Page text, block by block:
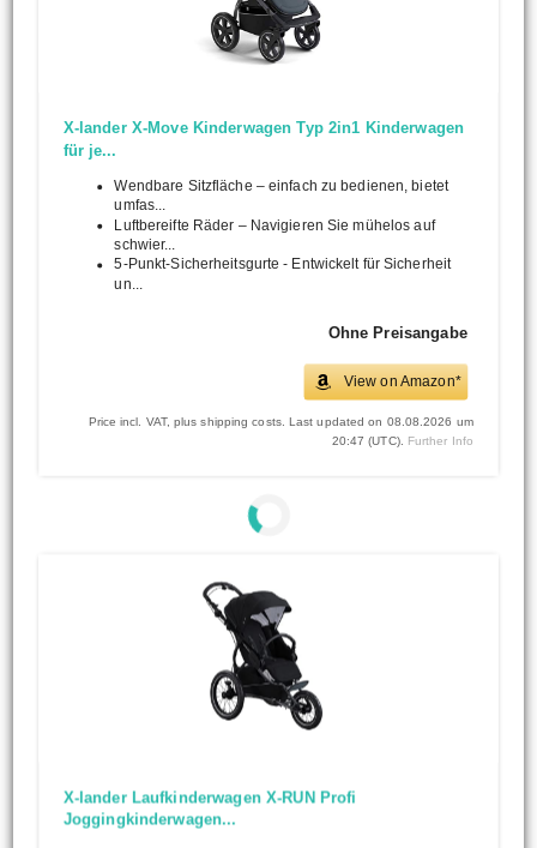
X-lander X-Move Kinderwagen Typ 2in1 Kinderwagen
für je...
Wendbare Sitzfläche – einfach zu bedienen, bietet
umfas...
Luftbereifte Räder – Navigieren Sie mühelos auf
schwier...
5-Punkt-Sicherheitsgurte - Entwickelt für Sicherheit
un...
Ohne Preisangabe
View on Amazon*
Price incl. VAT, plus shipping costs. Last updated on 08.08.2026 um
20:47 (UTC). Further Info
X-lander Laufkinderwagen X-RUN Profi
Joggingkinderwagen...